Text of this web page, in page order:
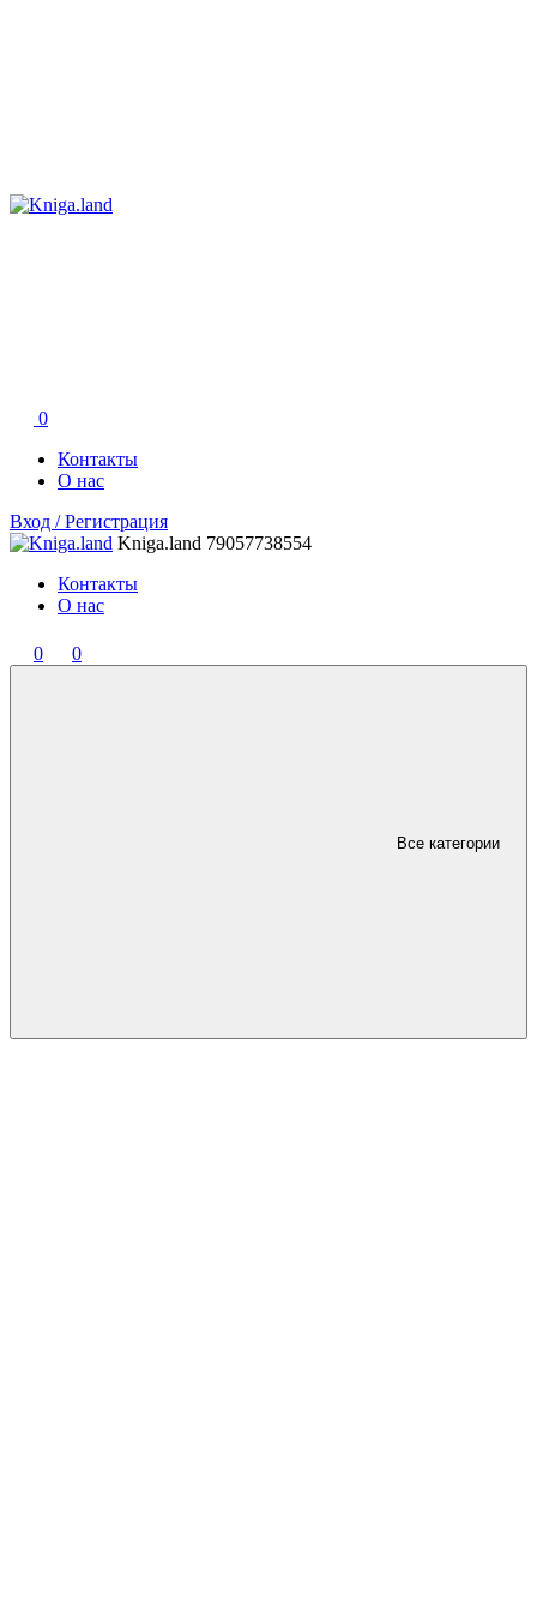
0
Контакты
О нас
Вход / Регистрация
Kniga.land 79057738554
Контакты
О нас
0 0
Все категории